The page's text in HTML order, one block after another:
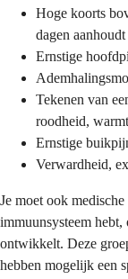
Hoge koorts
dagen aanhoudt
Ernstige
Tekenen van
roodheid,
Ernstige
Verwardheid,
Je moet ook
immuunsysteem
ontwikkelt. Deze
hebben mogelijk een